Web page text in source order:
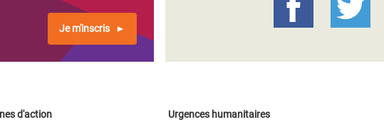
Je m'inscris
d'action
Urgences humanitaires